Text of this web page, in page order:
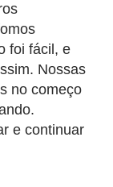
foi fácil, e
Nossas
no começo
e continuar